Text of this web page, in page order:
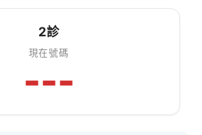
2診
現在號碼
---